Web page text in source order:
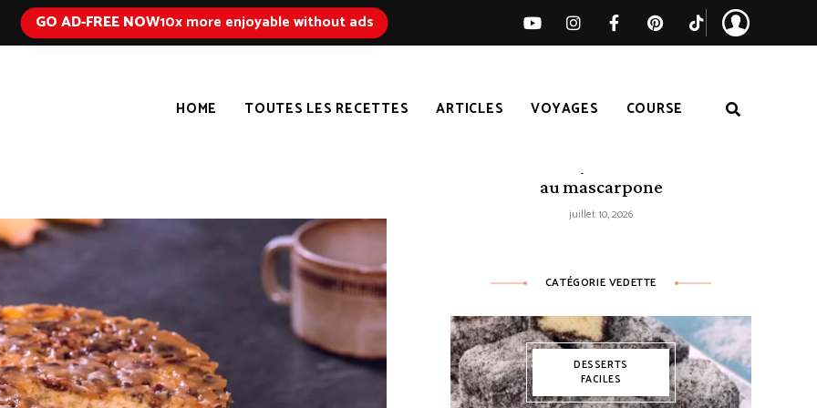
GO AD-FREE NOW10x more enjoyable without ads
HOME TOUTES LES RECETTES ARTICLES VOYAGES COURSE
au mascarpone
juillet 10, 2026
CATÉGORIE VEDETTE
DESSERTS
FACILES